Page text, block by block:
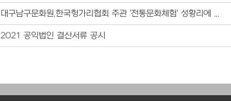
대구남구문화원.한국헝가리협회 주관 '전통문화체험' 성황리에 ...
2021 공익법인 결산서류 공시